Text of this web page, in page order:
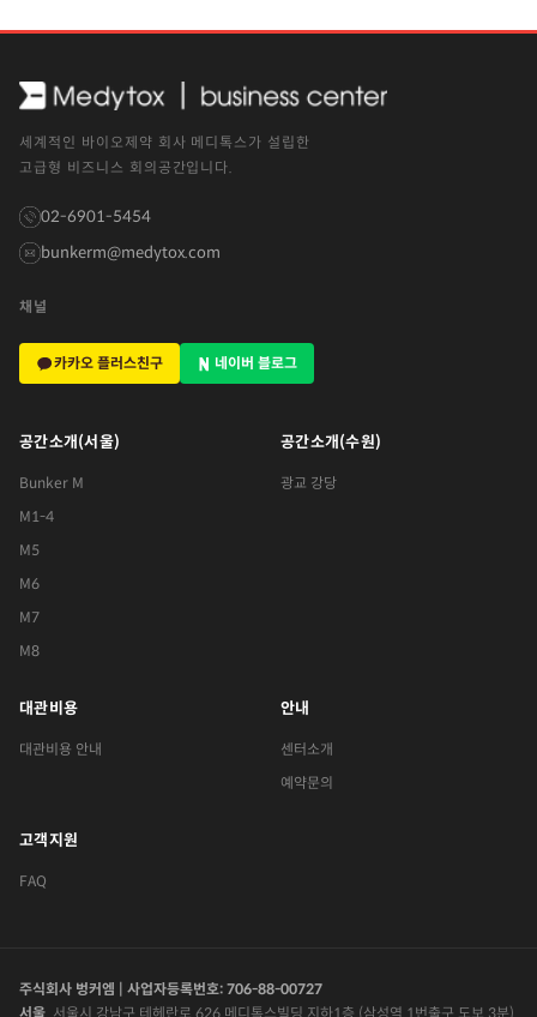
세계적인 바이오제약 회사 메디톡스가 설립한
고급형 비즈니스 회의공간입니다.
02-6901-5454
bunkerm@medytox.com
채널
카카오 플러스친구 네이버 블로그
공간소개(서울)
Bunker M
M1-4
M5
M6
M7
M8
공간소개(수원)
광교 강당
대관비용
대관비용 안내
안내
센터소개
예약문의
고객지원
FAQ
주식회사 벙커엠 | 사업자등록번호: 706-88-00727
서울 서울시 강남구 테헤란로 626 메디톡스빌딩 지하1층 (삼성역 1번출구 도보 3분)